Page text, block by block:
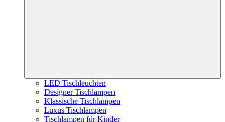
LED Tischleuchten
Designer Tischlampen
Klassische Tischlampen
Luxus Tischlampen
Tischlampen für Kinder